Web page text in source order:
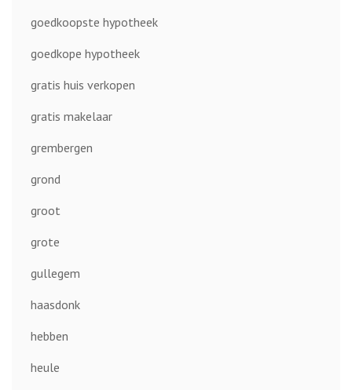
goedkoopste hypotheek
goedkope hypotheek
gratis huis verkopen
gratis makelaar
grembergen
grond
groot
grote
gullegem
haasdonk
hebben
heule